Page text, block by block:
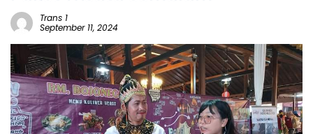
Trans 1
September 11, 2024